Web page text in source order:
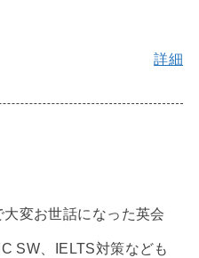
詳細
変お世話になった英会
SW、IELTS対策なども